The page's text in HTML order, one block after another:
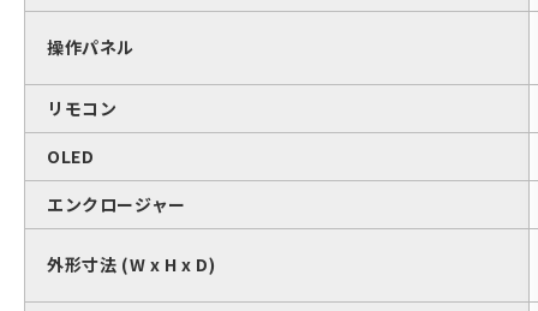
操作パネル
リモコン
OLED
エンクロージャー
外形寸法 (W x H x D)